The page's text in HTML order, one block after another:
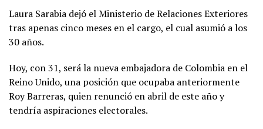
Laura Sarabia dejó el Ministerio de Relaciones Exteriores
tras apenas cinco meses en el cargo, el cual asumió a los
30 años.
Hoy, con 31, será la nueva embajadora de Colombia en el
Reino Unido, una posición que ocupaba anteriormente
Roy Barreras, quien renunció en abril de este año y
tendría aspiraciones electorales.